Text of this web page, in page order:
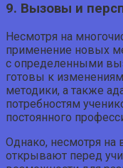
9. Вызовы и
Несмотря на
применение новых
с определенными
готовы к
методики, а также
потребностям
постоянного
Однако, несмотря на
открывают перед